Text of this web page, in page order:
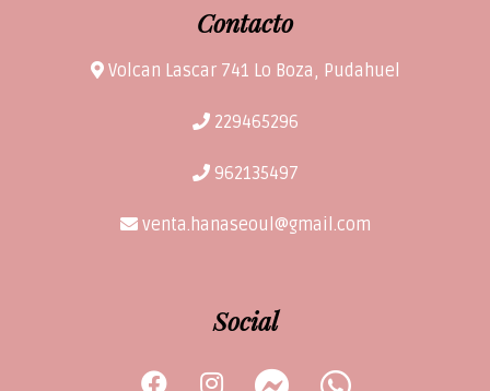
Contacto
Volcan Lascar 741 Lo Boza, Pudahuel
229465296
962135497
venta.hanaseoul@gmail.com
Social